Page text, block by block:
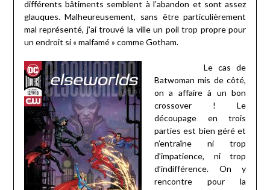
différents bâtiments semblent à l’abandon et sont assez
glauques. Malheureusement, sans être particulièrement
mal représenté, j’ai trouvé la ville un poil trop propre pour
un endroit si « malfamé » comme Gotham.
Le cas de
Batwoman mis de côté,
on a affaire à un bon
crossover ! Le
découpage en trois
parties est bien géré et
n’entraîne ni trop
d’impatience, ni trop
d’indifférence. On y
rencontre pour la